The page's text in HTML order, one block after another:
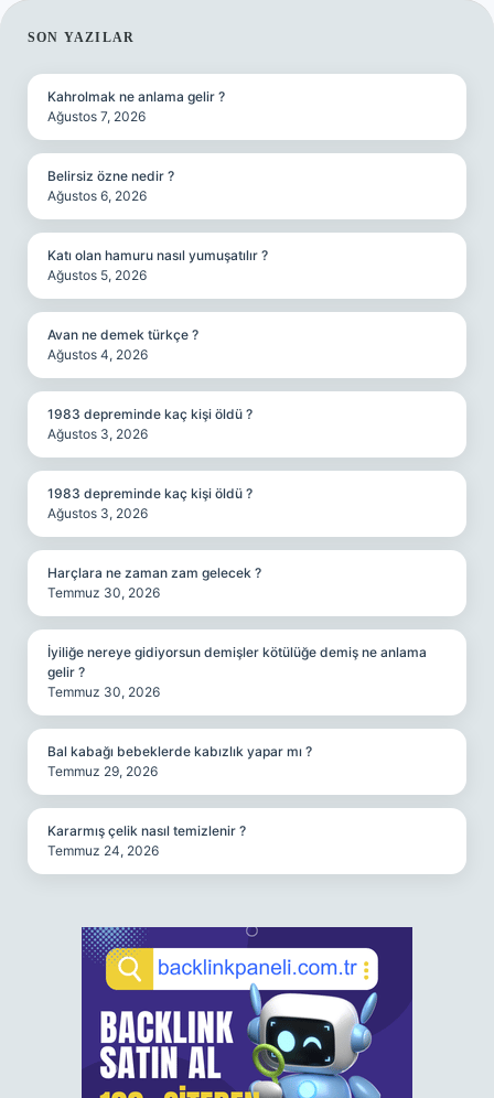
SIDEBAR
SON YAZILAR
Kahrolmak ne anlama gelir ?
Ağustos 7, 2026
Belirsiz özne nedir ?
Ağustos 6, 2026
Katı olan hamuru nasıl yumuşatılır ?
Ağustos 5, 2026
Avan ne demek türkçe ?
Ağustos 4, 2026
1983 depreminde kaç kişi öldü ?
Ağustos 3, 2026
1983 depreminde kaç kişi öldü ?
Ağustos 3, 2026
Harçlara ne zaman zam gelecek ?
Temmuz 30, 2026
İyiliğe nereye gidiyorsun demişler kötülüğe demiş ne anlama
gelir ?
Temmuz 30, 2026
Bal kabağı bebeklerde kabızlık yapar mı ?
Temmuz 29, 2026
Kararmış çelik nasıl temizlenir ?
Temmuz 24, 2026